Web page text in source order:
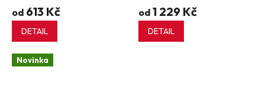
od 613 Kč
DETAIL
od 1 229 Kč
DETAIL
Novinka